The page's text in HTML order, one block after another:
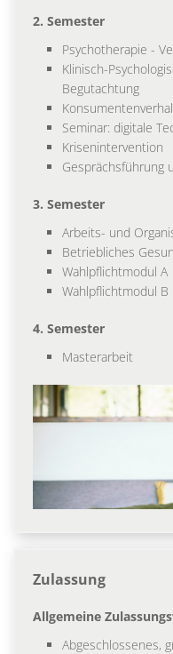
2. Semester
Psychotherapie -
Klinisch-
Begutachtung
Seminar: digitale
Krisenintervention
Gesprächsführung
3. Semester
Arbeits- und
Betriebliches
Wahlpflichtmodul A
Wahlpflichtmodul B
4. Semester
Masterarbeit
Zulassung
Allgemeine
Abgeschlossenes,